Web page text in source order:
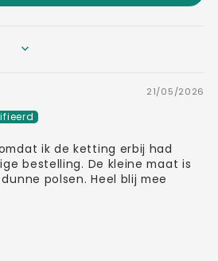
21/05/2026
ik de ketting erbij had
bestelling. De kleine maat is
polsen. Heel blij mee